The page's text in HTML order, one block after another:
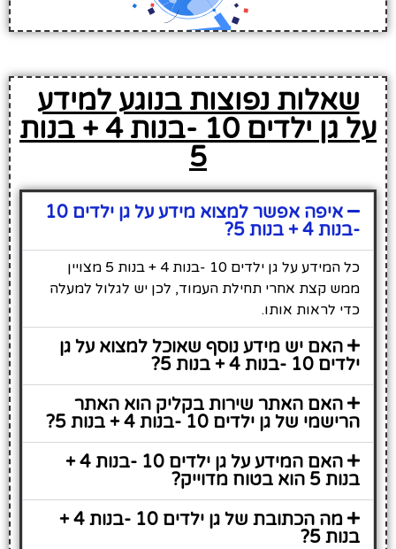
שאלות נפוצות בנוגע למידע
על גן ילדים 10 -בנות 4 + בנות
5
איפה אפשר למצוא מידע על גן ילדים 10
-בנות 4 + בנות 5?
כל המידע על גן ילדים 10 -בנות 4 + בנות 5 מצויין
ממש קצת אחרי תחילת העמוד, לכן יש לגלול למעלה
כדי לראות אותו.
האם יש מידע נוסף שאוכל למצוא על גן
ילדים 10 -בנות 4 + בנות 5?
האם האתר שירות בקליק הוא האתר
הרישמי של גן ילדים 10 -בנות 4 + בנות 5?
האם המידע על גן ילדים 10 -בנות 4 +
בנות 5 הוא בטוח מדוייק?
מה הכתובת של גן ילדים 10 -בנות 4 +
בנות 5?